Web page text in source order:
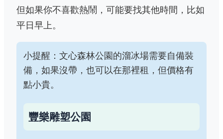
但如果你不喜歡熱鬧，可能要找其他時間，比如
平日早上。
小提醒：文心森林公園的溜冰場需要自備裝
備，如果沒帶，也可以在那裡租，但價格有
點小貴。
豐樂雕塑公園